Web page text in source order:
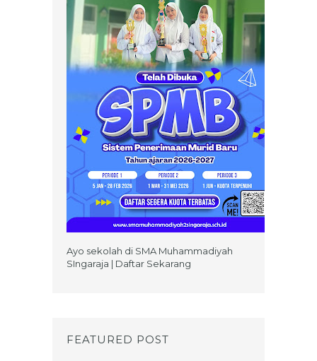
Ayo sekolah di SMA Muhammadiyah
SIngaraja | Daftar Sekarang
FEATURED POST